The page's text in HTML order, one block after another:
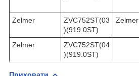
Zelmer
ZVC752ST(03
)(919.0ST)
Zelmer
Zelmer
ZVC752ST(04
)(919.0ST)
Приховати